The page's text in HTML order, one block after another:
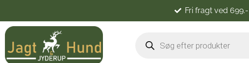
Fri fragt ved 699.-